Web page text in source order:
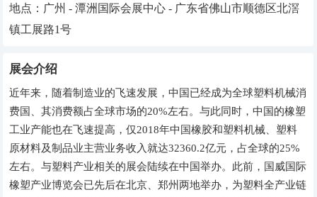
地点：广州 - 潭洲国际会展中心 - 广东省佛山市顺德区北滘
镇工展路1号
展会介绍
近年来，随着制造业的飞速发展，中国已经成为全球塑料机械消
费国、其消费额占全球市场的20%左右。与此同时，中国的橡塑
工业产能也在飞速提高，仅2018年中国橡胶和塑料机械、塑料
原材料及制品业主营业务收入就达32360.2亿元，占全球的25%
左右。与塑料产业相关的展会陆续在中国举办。此前，国威国际
橡塑产业博览会已先后在北京、郑州两地举办，为塑料全产业链